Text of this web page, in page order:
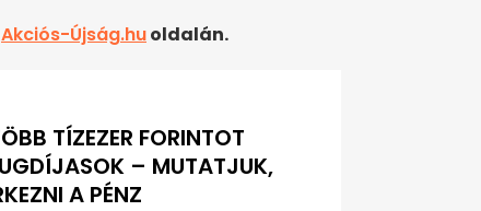
Akciós-Újság.huoldalán.
TÍZEZER FORINTOT
– MUTATJUK,
A PÉNZ